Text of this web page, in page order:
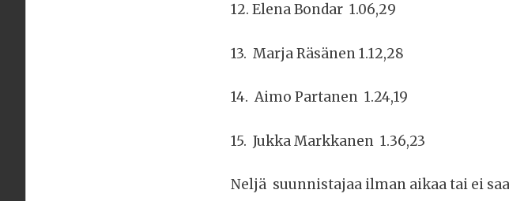
12. Elena Bondar 1.06,29
13. Marja Räsänen 1.12,28
14. Aimo Partanen 1.24,19
15. Jukka Markkanen 1.36,23
Neljä suunnistajaa ilman aikaa tai ei